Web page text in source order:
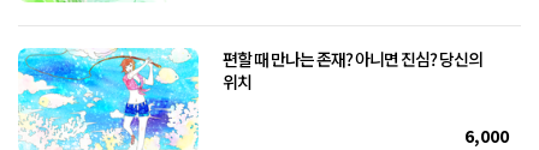
편할 때 만나는 존재? 아니면 진심? 당신의
위치
6,000